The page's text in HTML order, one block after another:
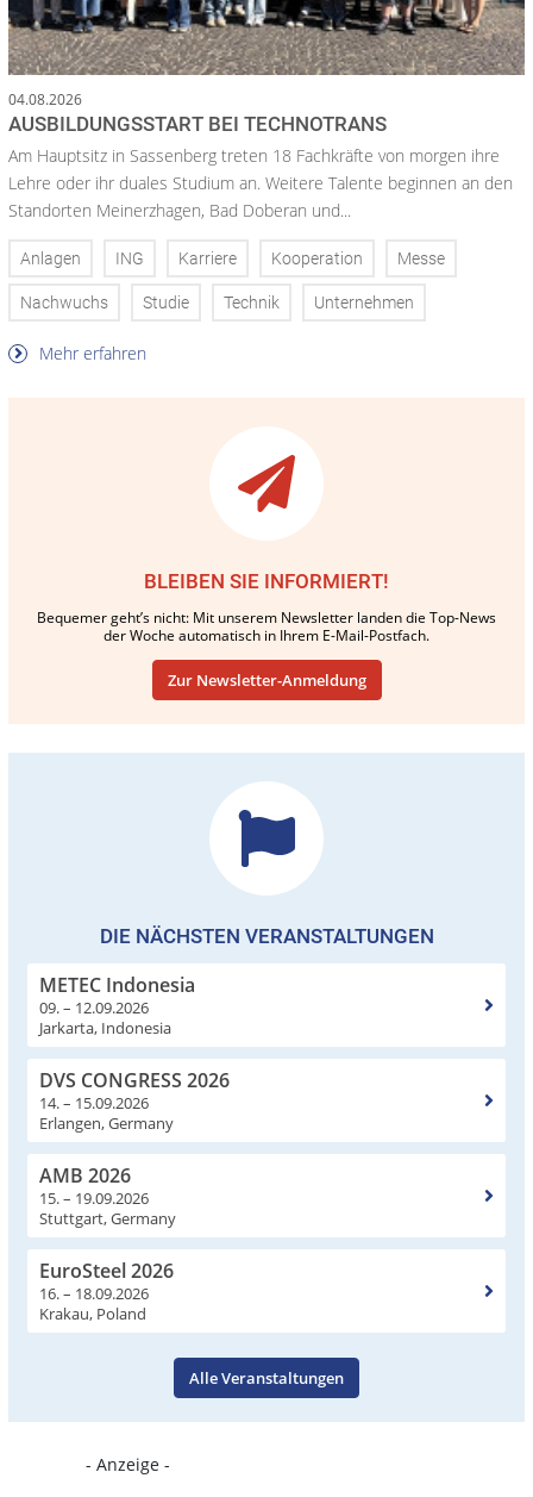
04.08.2026
AUSBILDUNGSSTART BEI TECHNOTRANS
Am Hauptsitz in Sassenberg treten 18 Fachkräfte von morgen ihre
Lehre oder ihr duales Studium an. Weitere Talente beginnen an den
Standorten Meinerzhagen, Bad Doberan und...
Anlagen ING Karriere Kooperation Messe
Nachwuchs Studie Technik Unternehmen
Mehr erfahren
BLEIBEN SIE INFORMIERT!
Bequemer geht’s nicht: Mit unserem Newsletter landen die Top-News
der Woche automatisch in Ihrem E-Mail-Postfach.
Zur Newsletter-Anmeldung
DIE NÄCHSTEN VERANSTALTUNGEN
METEC Indonesia
09. – 12.09.2026
Jarkarta, Indonesia
DVS CONGRESS 2026
14. – 15.09.2026
Erlangen, Germany
AMB 2026
15. – 19.09.2026
Stuttgart, Germany
EuroSteel 2026
16. – 18.09.2026
Krakau, Poland
Alle Veranstaltungen
- Anzeige -